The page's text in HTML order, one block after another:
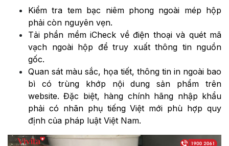
Kiểm tra tem bạc niêm phong ngoài mép hộp
phải còn nguyên vẹn.
Tải phần mềm iCheck về điện thoại và quét mã
vạch ngoài hộp để truy xuất thông tin nguồn
gốc.
Quan sát màu sắc, họa tiết, thông tin in ngoài bao
bì có trùng khớp nội dung sản phẩm trên
website. Đặc biệt, hàng chính hãng nhập khẩu
phải có nhãn phụ tiếng Việt mới phù hợp quy
định của pháp luật Việt Nam.